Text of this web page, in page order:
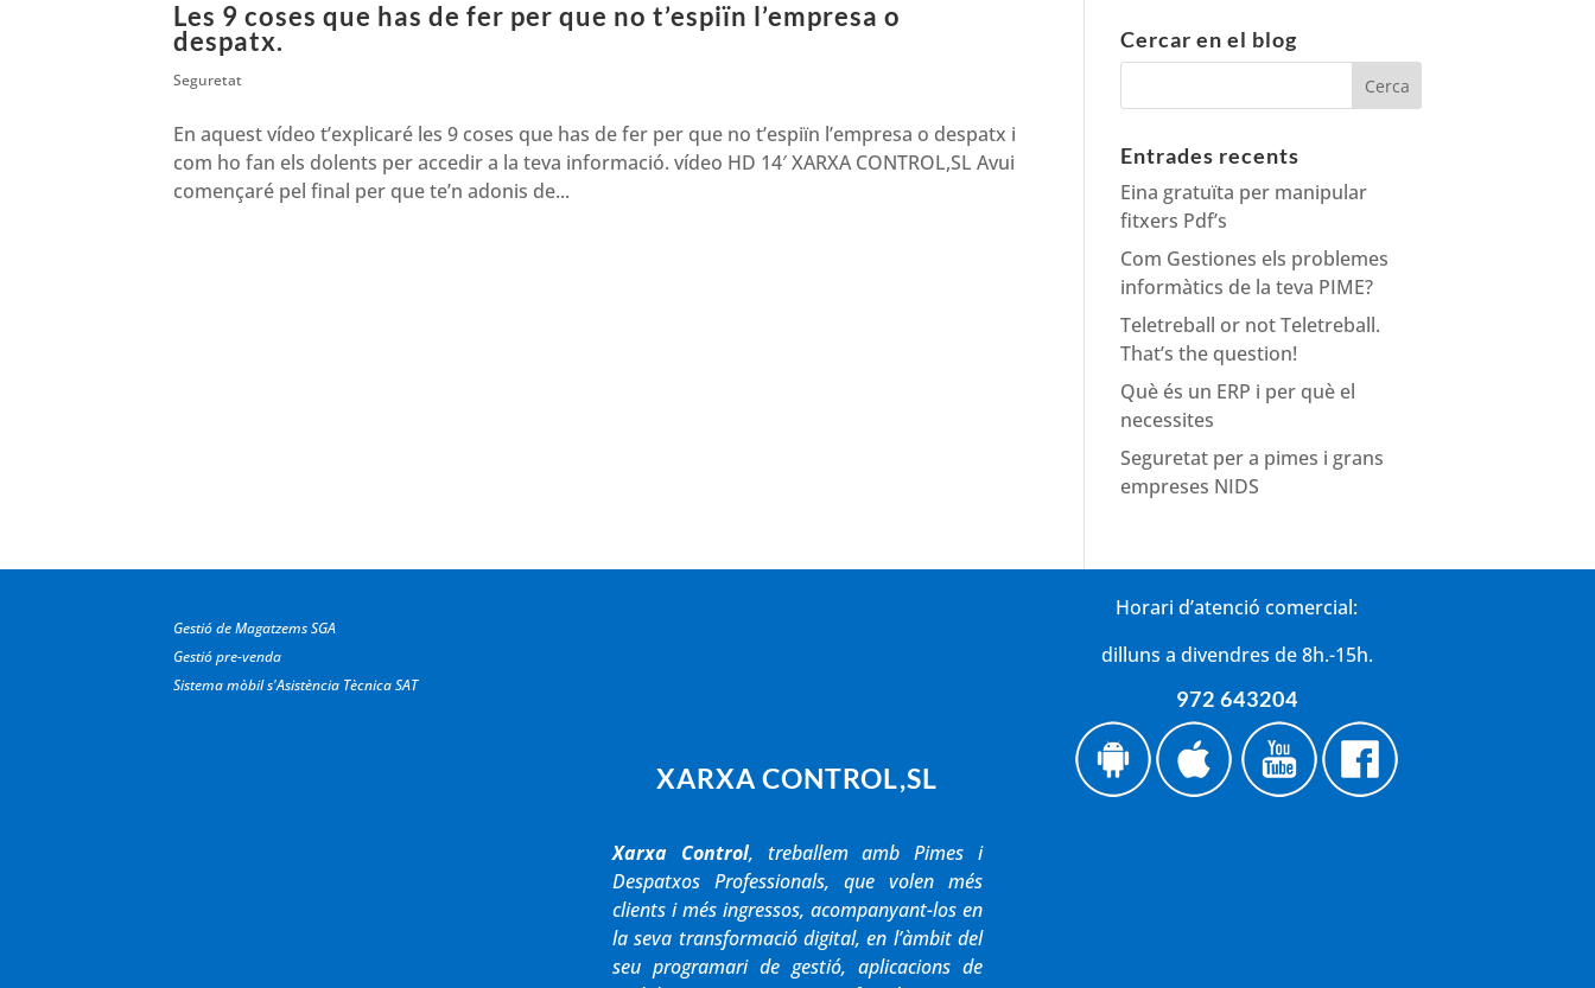
Les 9 coses que has de fer per que no t’espiïn l’empresa o
despatx.
Seguretat
En aquest vídeo t’explicaré les 9 coses que has de fer per que no t’espiïn l’empresa o despatx i
com ho fan els dolents per accedir a la teva informació. vídeo HD 14′ XARXA CONTROL,SL Avui
començaré pel final per que te’n adonis de...
Cercar en el blog
Entrades recents
Eina gratuïta per manipular
fitxers Pdf’s
Com Gestiones els problemes
informàtics de la teva PIME?
Teletreball or not Teletreball.
That’s the question!
Què és un ERP i per què el
necessites
Seguretat per a pimes i grans
empreses NIDS
Gestió de Magatzems SGA
Gestió pre-venda
Sistema mòbil s'Asistència Tècnica SAT
XARXA CONTROL,SL
Xarxa Control, treballem amb Pimes i
Despatxos Professionals, que volen més
clients i més ingressos, acompanyant-los en
la seva transformació digital, en l’àmbit del
seu programari de gestió, aplicacions de
Horari d’atenció comercial:
dilluns a divendres de 8h.-15h.
972 643204